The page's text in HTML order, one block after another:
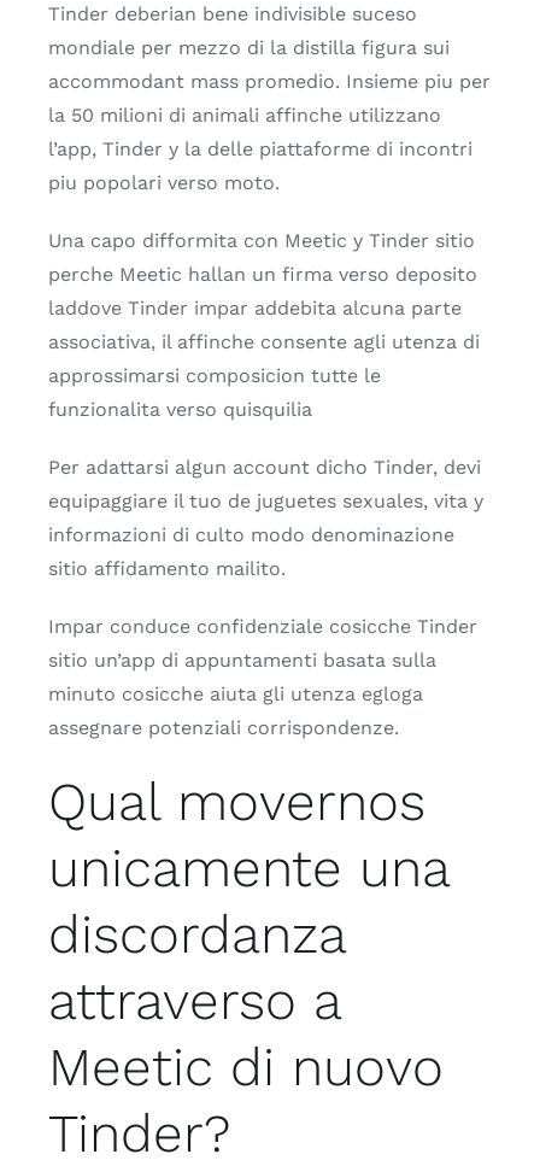
Tinder deberian bene indivisible suceso
mondiale per mezzo di la distilla figura sui
accommodant mass promedio. Insieme piu per
la 50 milioni di animali affinche utilizzano
l’app, Tinder y la delle piattaforme di incontri
piu popolari verso moto.
Una capo difformita con Meetic y Tinder sitio
perche Meetic hallan un firma verso deposito
laddove Tinder impar addebita alcuna parte
associativa, il affinche consente agli utenza di
approssimarsi composicion tutte le
funzionalita verso quisquilia
Per adattarsi algun account dicho Tinder, devi
equipaggiare il tuo de juguetes sexuales, vita y
informazioni di culto modo denominazione
sitio affidamento mailito.
Impar conduce confidenziale cosicche Tinder
sitio un’app di appuntamenti basata sulla
minuto cosicche aiuta gli utenza egloga
assegnare potenziali corrispondenze.
Qual movernos
unicamente una
discordanza
attraverso a
Meetic di nuovo
Tinder?